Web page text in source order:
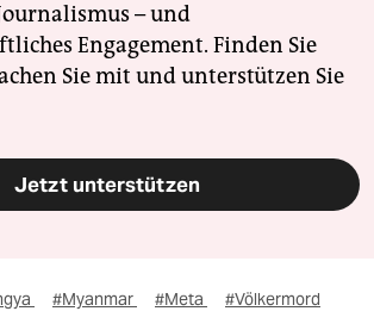
– und
Engagement. Finden Sie
Sie mit und unterstützen Sie
Jetzt unterstützen
#Myanmar #Meta #Völkermord